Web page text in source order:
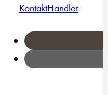
KontaktHändler